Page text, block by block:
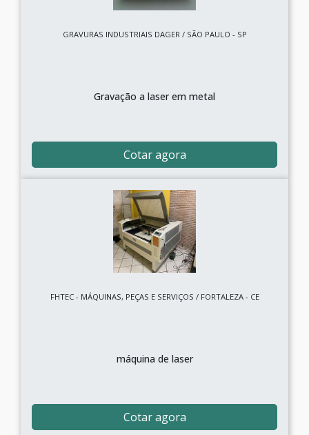
GRAVURAS INDUSTRIAIS DAGER / SÃO PAULO - SP
Gravação a laser em metal
Cotar agora
FHTEC - MÁQUINAS, PEÇAS E SERVIÇOS / FORTALEZA - CE
máquina de laser
Cotar agora